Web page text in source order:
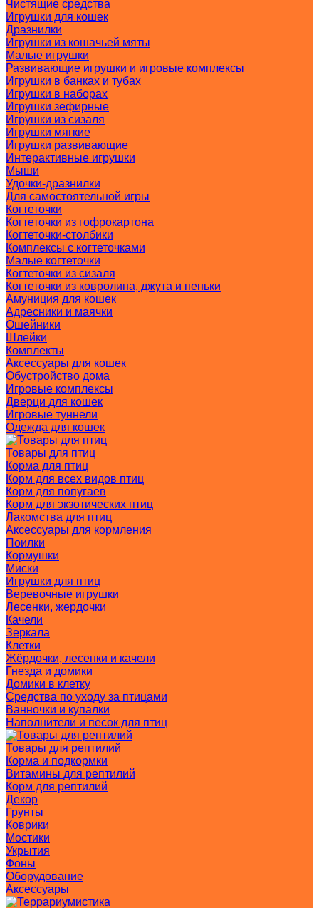
Чистящие средства
Игрушки для кошек
Дразнилки
Игрушки из кошачьей мяты
Малые игрушки
Развивающие игрушки и игровые комплексы
Игрушки в банках и тубах
Игрушки в наборах
Игрушки зефирные
Игрушки из сизаля
Игрушки мягкие
Игрушки развивающие
Интерактивные игрушки
Мыши
Удочки-дразнилки
Для самостоятельной игры
Когтеточки
Когтеточки из гофрокартона
Когтеточки-столбики
Комплексы с когтеточками
Малые когтеточки
Когтеточки из сизаля
Когтеточки из ковролина, джута и пеньки
Амуниция для кошек
Адресники и маячки
Ошейники
Шлейки
Комплекты
Аксессуары для кошек
Обустройство дома
Игровые комплексы
Дверци для кошек
Игровые туннели
Одежда для кошек
Товары для птиц
Корма для птиц
Корм для всех видов птиц
Корм для попугаев
Корм для экзотических птиц
Лакомства для птиц
Аксессуары для кормления
Поилки
Кормушки
Миски
Игрушки для птиц
Веревочные игрушки
Лесенки, жердочки
Качели
Зеркала
Клетки
Жёрдочки, лесенки и качели
Гнезда и домики
Домики в клетку
Средства по уходу за птицами
Ванночки и купалки
Наполнители и песок для птиц
Товары для рептилий
Корма и подкормки
Витамины для рептилий
Корм для рептилий
Декор
Грунты
Коврики
Мостики
Укрытия
Фоны
Оборудование
Аксессуары